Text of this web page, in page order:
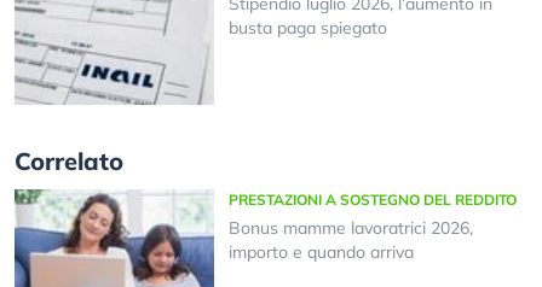
busta paga spiegato
Correlato
PRESTAZIONI A SOSTEGNO DEL REDDITO
Bonus mamme lavoratrici 2026,
importo e quando arriva